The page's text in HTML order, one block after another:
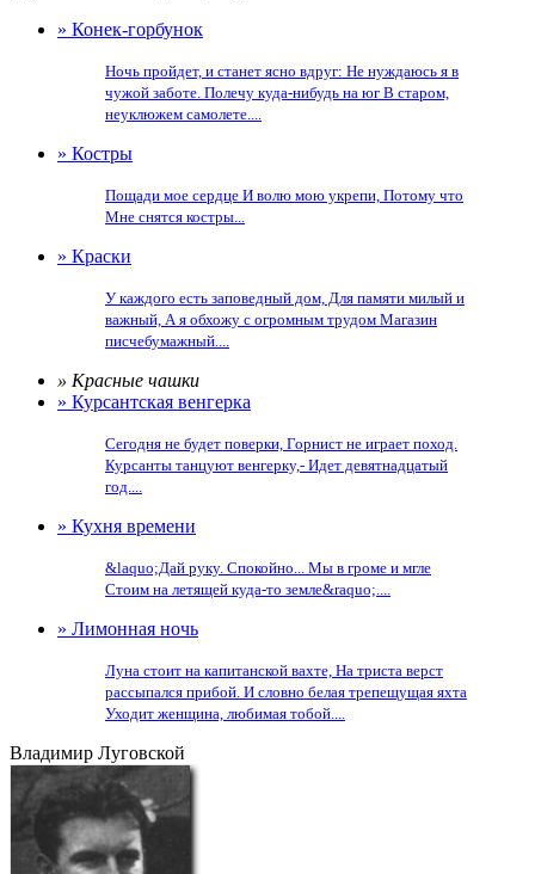
» Конек-горбунок
Ночь пройдет, и станет ясно вдруг: Не нуждаюсь я в
чужой заботе. Полечу куда-нибудь на юг В старом,
неуклюжем самолете....
» Костры
Пощади мое сердце И волю мою укрепи, Потому что
Мне снятся костры...
» Краски
У каждого есть заповедный дом, Для памяти милый и
важный, А я обхожу с огромным трудом Магазин
писчебумажный....
» Красные чашки
» Курсантская венгерка
Сегодня не будет поверки, Горнист не играет поход.
Курсанты танцуют венгерку,- Идет девятнадцатый
год....
» Кухня времени
&laquo;Дай руку. Спокойно... Мы в громе и мгле
Стоим на летящей куда-то земле&raquo;....
» Лимонная ночь
Луна стоит на капитанской вахте, На триста верст
рассыпался прибой. И словно белая трепещущая яхта
Уходит женщина, любимая тобой....
Владимир Луговской